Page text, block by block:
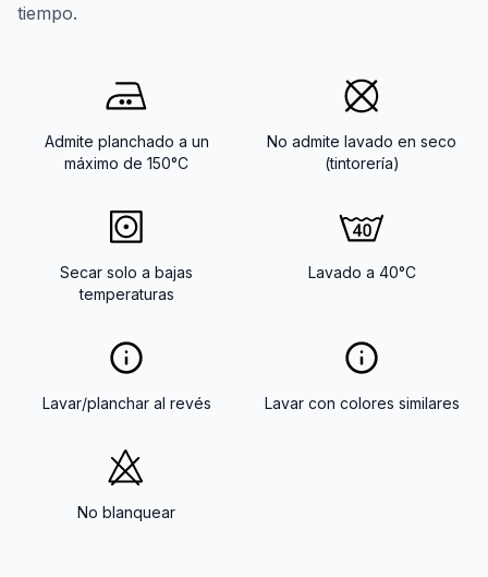
tiempo.
Admite planchado a un
máximo de 150°C
No admite lavado en seco
(tintorería)
Secar solo a bajas
temperaturas
Lavado a 40°C
Lavar/planchar al revés Lavar con colores similares
No blanquear